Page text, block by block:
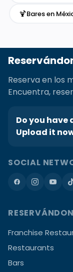
🍹Bares en
Reserva en los
Encuentra,
Do you have
Upload it
SOCIAL
Franchise
Restaurants
Bars